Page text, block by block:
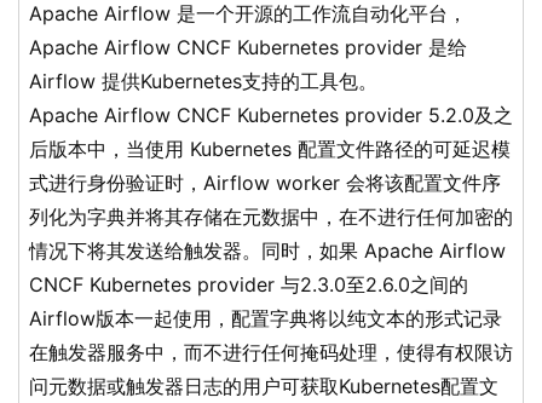
Apache Airflow 是一个开源的工作流自动化平台，
Apache Airflow CNCF Kubernetes provider 是给
Airflow 提供Kubernetes支持的工具包。
Apache Airflow CNCF Kubernetes provider 5.2.0及之
后版本中，当使用 Kubernetes 配置文件路径的可延迟模
式进行身份验证时，Airflow worker 会将该配置文件序
列化为字典并将其存储在元数据中，在不进行任何加密的
情况下将其发送给触发器。同时，如果 Apache Airflow
CNCF Kubernetes provider 与2.3.0至2.6.0之间的
Airflow版本一起使用，配置字典将以纯文本的形式记录
在触发器服务中，而不进行任何掩码处理，使得有权限访
问元数据或触发器日志的用户可获取Kubernetes配置文